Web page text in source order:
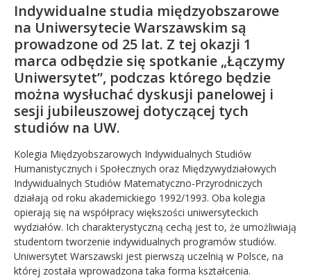
Indywidualne studia międzyobszarowe
na Uniwersytecie Warszawskim są
prowadzone od 25 lat. Z tej okazji 1
marca odbędzie się spotkanie „Łączymy
Uniwersytet”, podczas którego będzie
można wysłuchać dyskusji panelowej i
sesji jubileuszowej dotyczącej tych
studiów na UW.
Kolegia Międzyobszarowych Indywidualnych Studiów
Humanistycznych i Społecznych oraz Międzywydziałowych
Indywidualnych Studiów Matematyczno-Przyrodniczych
działają od roku akademickiego 1992/1993. Oba kolegia
opierają się na współpracy większości uniwersyteckich
wydziałów. Ich charakterystyczną cechą jest to, że umożliwiają
studentom tworzenie indywidualnych programów studiów.
Uniwersytet Warszawski jest pierwszą uczelnią w Polsce, na
której została wprowadzona taka forma kształcenia.